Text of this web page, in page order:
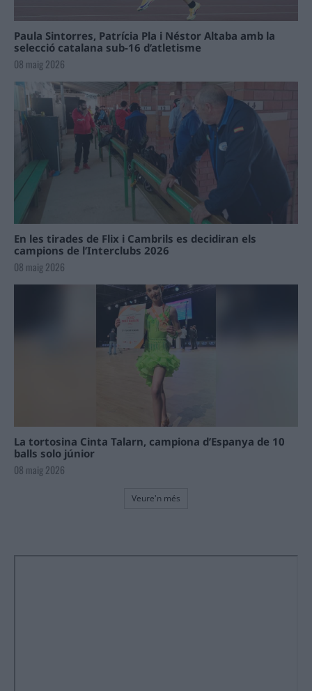
Paula Sintorres, Patrícia Pla i Néstor Altaba amb la
selecció catalana sub-16 d’atletisme
08 maig 2026
En les tirades de Flix i Cambrils es decidiran els
campions de l’Interclubs 2026
08 maig 2026
La tortosina Cinta Talarn, campiona d’Espanya de 10
balls solo júnior
08 maig 2026
Veure'n més